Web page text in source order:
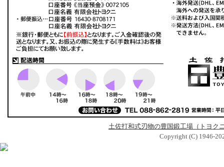
土佐打和式刃物の豊国鍛工場（トヨク
Copyright (C) 1946-